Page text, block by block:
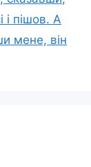
і пішов. А
мене, він